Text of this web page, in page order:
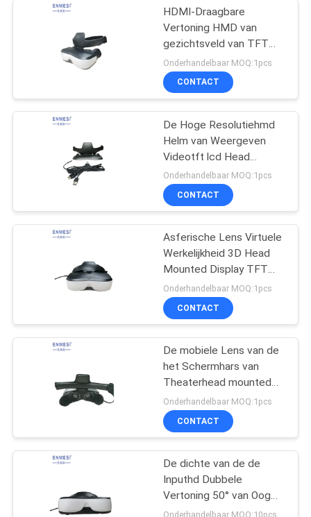
Hommelbeschermende
brillen
De Videoglazen van
FPV
Visie
Opleidingsglazen
17
54
HDMI-Draagbare
Vertoning HMD van
gezichtsveld van TFT
LCD 50° van het Helm de
Hoofd Opgezette
Apparaat
Onderhandelbaar MOQ:1pcs
CONTACT
De Hoge Resolutiehmd
Helm van Weergeven
Videotft lcd Head
Mounted Display HDMI
Onderhandelbaar MOQ:1pcs
CONTACT
Asferische Lens Virtuele
Werkelijkheid 3D Head
Mounted Display TFT
LCD voor Industriële
Productie
Onderhandelbaar MOQ:1pcs
CONTACT
De mobiele Lens van de
het Schermhars van
Theaterhead mounted
display 1280*800 TFT
LCD
Onderhandelbaar MOQ:1pcs
CONTACT
De dichte van de de
Inputhd Dubbele
Vertoning 50° van Oog
Optische Head Mounted
Onderhandelbaar MOQ:10pcs